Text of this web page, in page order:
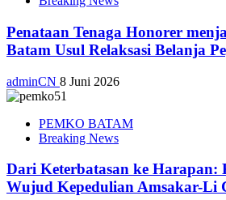
Penataan Tenaga Honorer
Batam Usul Relaksasi Belanja
adminCN 8 Juni 2026
PEMKO BATAM
Breaking News
Dari Keterbatasan ke Harapan:
Wujud Kepedulian Amsakar-Li